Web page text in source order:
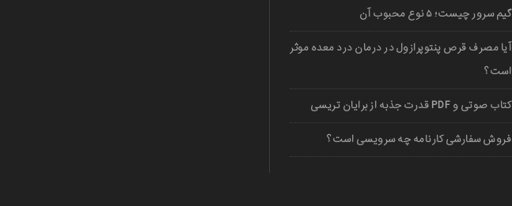
گیم سرور چیست؛ ۵ نوع محبوب آن
آیا مصرف قرص پنتوپرازول در درمان درد معده موثر
است؟
کتاب صوتی و PDF قدرت جذبه از برایان تریسی
فروش سفارشی کارنامه چه سرویسی است؟